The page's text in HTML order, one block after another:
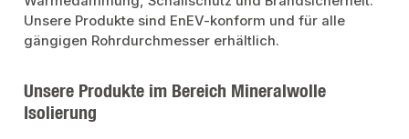
Unsere Produkte sind EnEV-konform und für alle
gängigen Rohrdurchmesser erhältlich.
Unsere Produkte im Bereich Mineralwolle
Isolierung